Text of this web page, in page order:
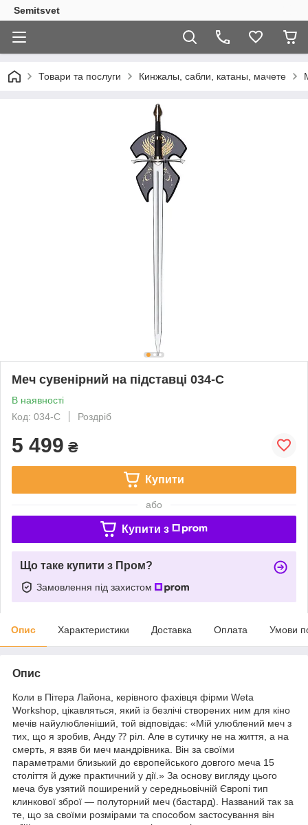
Semitsvet
Товари та послуги Кинжалы, сабли, катаны, мачете
Меч сувенірний на підставці 034-С
В наявності
Код: 034-С
Роздріб
5 499 ₴
Купити
або
Купити з
Що таке купити з Пром?
Замовлення під захистом
Опис Характеристики Доставка Оплата Умови
Опис
Коли в Пітера Лайона, керівного фахівця фірми Weta
Workshop, цікавляться, який із безлічі створених ним для кіно
мечів найулюбленіший, той відповідає: «Мій улюблений меч з
тих, що я зробив, Анду ⁇ ріл. Але в сутичку не на життя, а на
смерть, я взяв би меч мандрівника. Він за своїми
параметрами близький до європейського довгого меча 15
століття й дуже практичний у дії.» За основу вигляду цього
меча був узятий поширений у середньовічній Європі тип
клинкової зброї — полуторний меч (бастард). Названий так за
те, що за своїми розмірами та способом застосування він